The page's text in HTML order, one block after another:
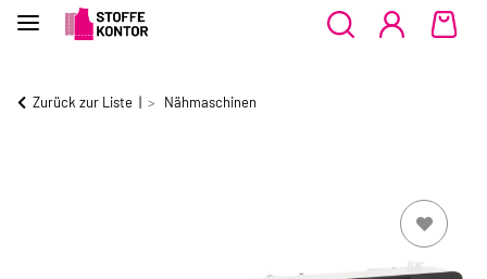
Zurück zur Liste Nähmaschinen